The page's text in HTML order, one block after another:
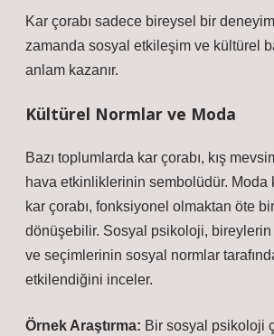
Kar çorabı sadece bireysel bir
zamanda sosyal etkileşim ve kültürel
anlam kazanır.
Kültürel Normlar ve Moda
Bazı toplumlarda kar çorabı, kış
hava etkinliklerinin sembolüdür. Moda
kar çorabı, fonksiyonel olmaktan öte
dönüşebilir. Sosyal psikoloji, bireylerin
ve seçimlerinin sosyal normlar
etkilendiğini inceler.
Örnek Araştırma: Bir sosyal psikoloji